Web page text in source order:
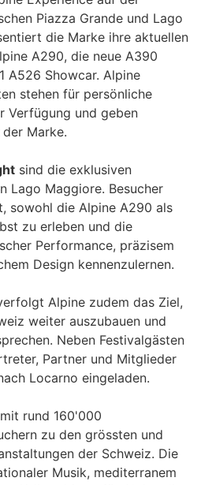
Piazza Grande und Lago
die Marke ihre aktuellen
A290, die neue A390
A526 Showcar. Alpine
stehen für persönliche
Verfügung und geben
Marke.
sind die exklusiven
Lago Maggiore. Besucher
sowohl die Alpine A290 als
zu erleben und die
Performance, präzisem
Design kennenzulernen.
Alpine zudem das Ziel,
weiter auszubauen und
Neben Festivalgästen
Partner und Mitglieder
Locarno eingeladen.
rund 160'000
zu den grössten und
der Schweiz. Die
Musik, mediterranem